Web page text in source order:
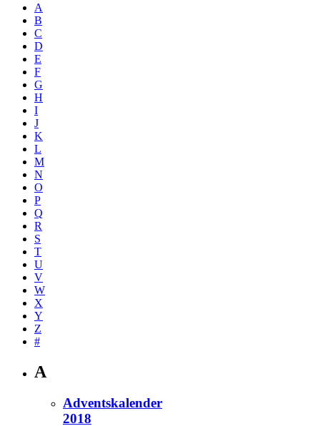
A
B
C
D
E
F
G
H
I
J
K
L
M
N
O
P
Q
R
S
T
U
V
W
X
Y
Z
#
A
Adventskalender
2018